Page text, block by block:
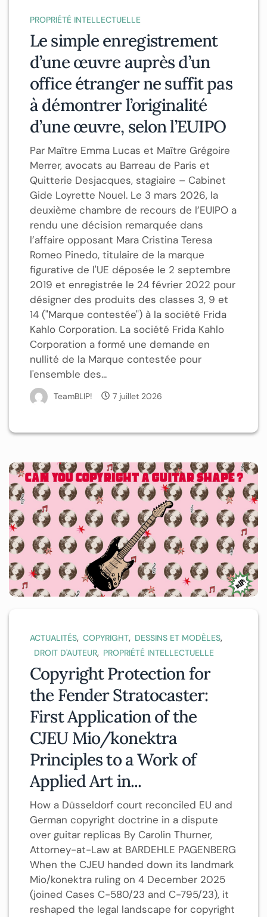
PROPRIÉTÉ INTELLECTUELLE
Le simple enregistrement
d’une œuvre auprès d’un
office étranger ne suffit pas
à démontrer l’originalité
d’une œuvre, selon l’EUIPO
Par Maître Emma Lucas et Maître Grégoire
Merrer, avocats au Barreau de Paris et
Quitterie Desjacques, stagiaire – Cabinet
Gide Loyrette Nouel. Le 3 mars 2026, la
deuxième chambre de recours de l’EUIPO a
rendu une décision remarquée dans
l’affaire opposant Mara Cristina Teresa
Romeo Pinedo, titulaire de la marque
figurative de l'UE déposée le 2 septembre
2019 et enregistrée le 24 février 2022 pour
désigner des produits des classes 3, 9 et
14 ("Marque contestée") à la société Frida
Kahlo Corporation. La société Frida Kahlo
Corporation a formé une demande en
nullité de la Marque contestée pour
l'ensemble des...
TeamBLIP! 7 juillet 2026
ACTUALITÉS, COPYRIGHT, DESSINS ET MODÈLES,
DROIT D'AUTEUR, PROPRIÉTÉ INTELLECTUELLE
Copyright Protection for
the Fender Stratocaster:
First Application of the
CJEU Mio/konektra
Principles to a Work of
Applied Art in...
How a Düsseldorf court reconciled EU and
German copyright doctrine in a dispute
over guitar replicas By Carolin Thurner,
Attorney-at-Law at BARDEHLE PAGENBERG
When the CJEU handed down its landmark
Mio/konektra ruling on 4 December 2025
(joined Cases C-580/23 and C-795/23), it
reshaped the legal landscape for copyright